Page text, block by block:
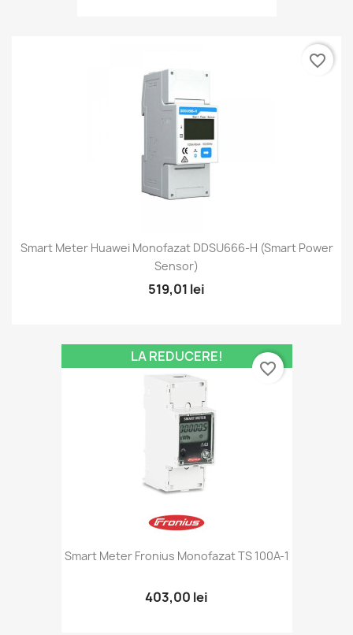
Smart Meter Huawei Monofazat DDSU666-H (Smart Power
Sensor)
519,01 lei
favorite_border
Smart Meter Fronius Monofazat TS 100A-1
403,00 lei
LA REDUCERE!
favorite_border